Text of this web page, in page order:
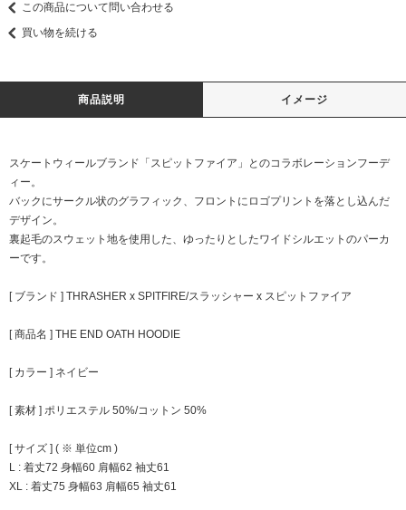
この商品について問い合わせる
買い物を続ける
商品説明 イメージ
スケートウィールブランド「スピットファイア」とのコラボレーションフーデ
ィー。
バックにサークル状のグラフィック、フロントにロゴプリントを落とし込んだ
デザイン。
裏起毛のスウェット地を使用した、ゆったりとしたワイドシルエットのパーカ
ーです。
[ ブランド ] THRASHER x SPITFIRE/スラッシャー x スピットファイア
[ 商品名 ] THE END OATH HOODIE
[ カラー ] ネイビー
[ 素材 ] ポリエステル 50%/コットン 50%
[ サイズ ] ( ※ 単位cm )
L : 着丈72 身幅60 肩幅62 袖丈61
XL : 着丈75 身幅63 肩幅65 袖丈61